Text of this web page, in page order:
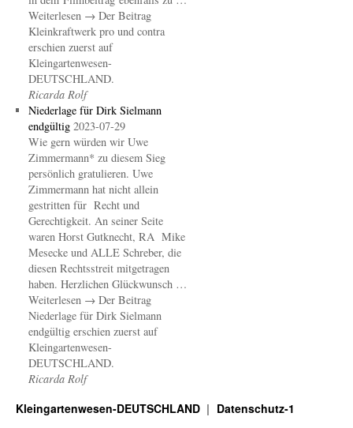
Weiterlesen → Der Beitrag
Kleinkraftwerk pro und contra
erschien zuerst auf
Kleingartenwesen-
DEUTSCHLAND.
Ricarda Rolf
Niederlage für Dirk Sielmann
endgültig 2023-07-29
Wie gern würden wir Uwe
Zimmermann* zu diesem Sieg
persönlich gratulieren. Uwe
Zimmermann hat nicht allein
gestritten für Recht und
Gerechtigkeit. An seiner Seite
waren Horst Gutknecht, RA Mike
Mesecke und ALLE Schreber, die
diesen Rechtsstreit mitgetragen
haben. Herzlichen Glückwunsch …
Weiterlesen → Der Beitrag
Niederlage für Dirk Sielmann
endgültig erschien zuerst auf
Kleingartenwesen-
DEUTSCHLAND.
Ricarda Rolf
Kleingartenwesen-DEUTSCHLAND Datenschutz-1